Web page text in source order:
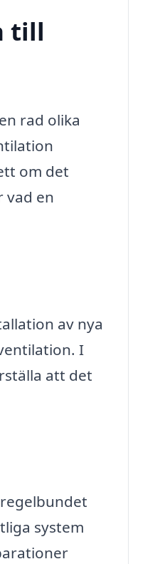
till
rad olika
om det
vad en
av nya
I
att det
system